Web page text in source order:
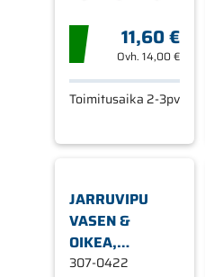
11,60 €
Ovh. 14,00 €
Toimitusaika 2-3pv
JARRUVIPU
VASEN &
OIKEA,
GILERA/PIAGGIO
307-0422